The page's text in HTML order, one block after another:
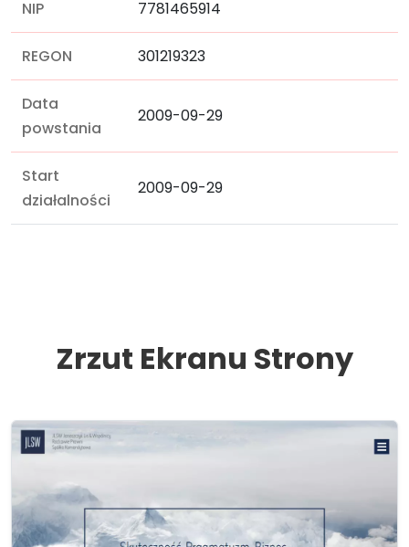
NIP 7781465914
REGON 301219323
Data
powstania
2009-09-29
Start
działalności
2009-09-29
Zrzut Ekranu Strony